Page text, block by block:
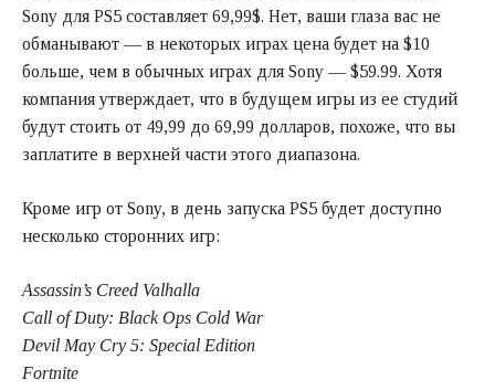
Sony для PS5 составляет 69,99$. Нет, ваши глаза вас не
обманывают — в некоторых играх цена будет на $10
больше, чем в обычных играх для Sony — $59.99. Хотя
компания утверждает, что в будущем игры из ее студий
будут стоить от 49,99 до 69,99 долларов, похоже, что вы
заплатите в верхней части этого диапазона.
Кроме игр от Sony, в день запуска PS5 будет доступно
несколько сторонних игр:
Assassin’s Creed Valhalla
Call of Duty: Black Ops Cold War
Devil May Cry 5: Special Edition
Fortnite